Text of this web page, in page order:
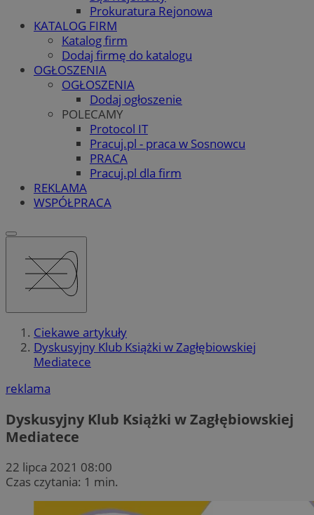
Prokuratura Rejonowa
KATALOG FIRM
Katalog firm
Dodaj firmę do katalogu
OGŁOSZENIA
OGŁOSZENIA
Dodaj ogłoszenie
POLECAMY
Protocol IT
Pracuj.pl - praca w Sosnowcu
PRACA
Pracuj.pl dla firm
REKLAMA
WSPÓŁPRACA
Ciekawe artykuły
Dyskusyjny Klub Książki w Zagłębiowskiej
Mediatece
reklama
Dyskusyjny Klub Książki w Zagłębiowskiej
Mediatece
22 lipca 2021 08:00
Czas czytania: 1 min.